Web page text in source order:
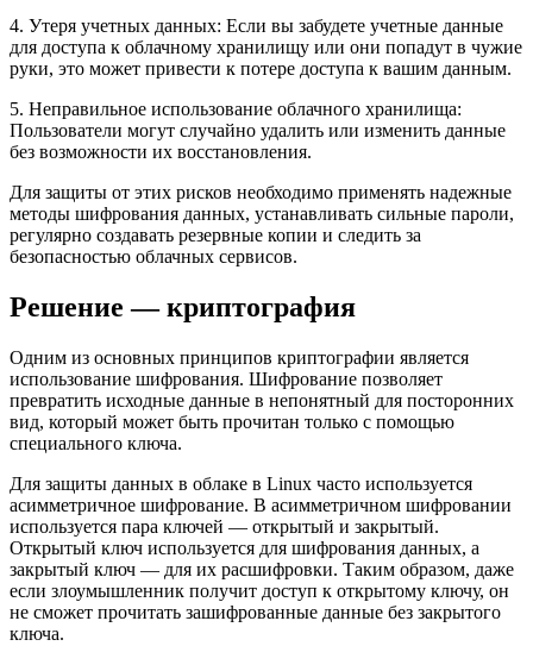
4. Утеря учетных данных: Если вы забудете учетные данные
для доступа к облачному хранилищу или они попадут в чужие
руки, это может привести к потере доступа к вашим данным.
5. Неправильное использование облачного хранилища:
Пользователи могут случайно удалить или изменить данные
без возможности их восстановления.
Для защиты от этих рисков необходимо применять надежные
методы шифрования данных, устанавливать сильные пароли,
регулярно создавать резервные копии и следить за
безопасностью облачных сервисов.
Решение — криптография
Одним из основных принципов криптографии является
использование шифрования. Шифрование позволяет
превратить исходные данные в непонятный для посторонних
вид, который может быть прочитан только с помощью
специального ключа.
Для защиты данных в облаке в Linux часто используется
асимметричное шифрование. В асимметричном шифровании
используется пара ключей — открытый и закрытый.
Открытый ключ используется для шифрования данных, а
закрытый ключ — для их расшифровки. Таким образом, даже
если злоумышленник получит доступ к открытому ключу, он
не сможет прочитать зашифрованные данные без закрытого
ключа.